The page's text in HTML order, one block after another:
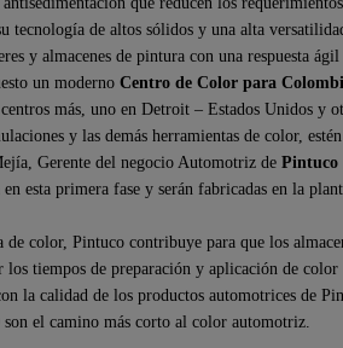
tecnología de altos sólidos y una alta
y almacenes de pintura con una respuesta
un moderno Centro de Color para
más, uno en Detroit – Estados Unidos y
y las demás herramientas de color,
Gerente del negocio Automotriz de Pintuco
esta primera fase y serán fabricadas en la
de color, Pintuco contribuye para que los
los tiempos de preparación y aplicación de
la calidad de los productos automotrices de
el camino más corto al color automotriz.